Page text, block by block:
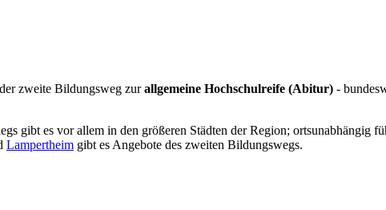
zweite Bildungsweg zurallgemeine Hochschulreife (Abitur) -
gibt es vor allem in den größeren Städten der Region; ortsunabhängig
Lampertheim gibt es Angebote des zweiten Bildungswegs.